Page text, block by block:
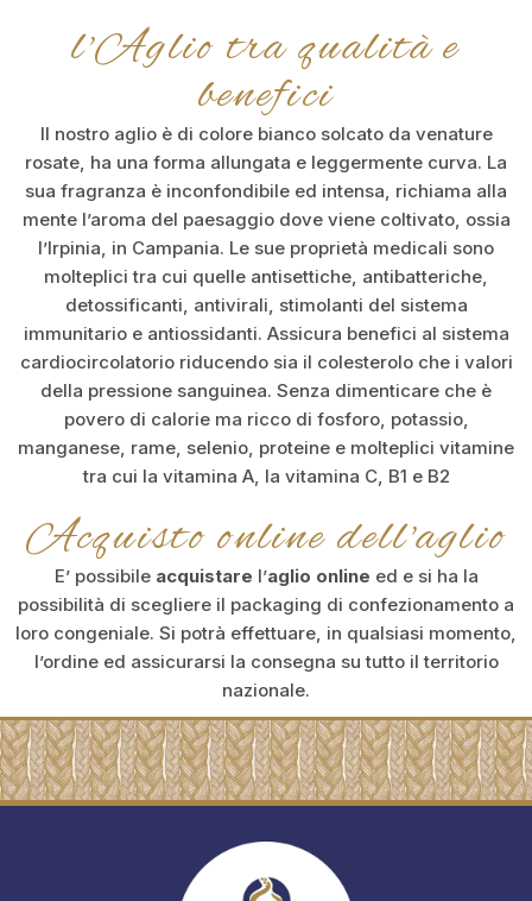
l'Aglio tra qualità e
benefici
Il nostro aglio è di colore bianco solcato da venature
rosate, ha una forma allungata e leggermente curva. La
sua fragranza è inconfondibile ed intensa, richiama alla
mente l’aroma del paesaggio dove viene coltivato, ossia
l’Irpinia, in Campania. Le sue proprietà medicali sono
molteplici tra cui quelle antisettiche, antibatteriche,
detossificanti, antivirali, stimolanti del sistema
immunitario e antiossidanti. Assicura benefici al sistema
cardiocircolatorio riducendo sia il colesterolo che i valori
della pressione sanguinea. Senza dimenticare che è
povero di calorie ma ricco di fosforo, potassio,
manganese, rame, selenio, proteine e molteplici vitamine
tra cui la vitamina A, la vitamina C, B1 e B2
Acquisto online dell'aglio
E’ possibile acquistare l’aglio online ed e si ha la
possibilità di scegliere il packaging di confezionamento a
loro congeniale. Si potrà effettuare, in qualsiasi momento,
l’ordine ed assicurarsi la consegna su tutto il territorio
nazionale.